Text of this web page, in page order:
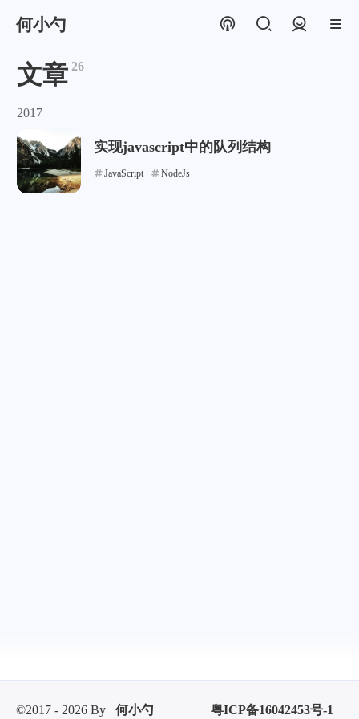
何小勺
文章 26
2017
实现javascript中的队列结构
JavaScript NodeJs
©2017 - 2026 By 何小勺 粤ICP备16042453号-1